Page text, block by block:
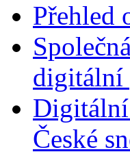
Přehled
digitální
České